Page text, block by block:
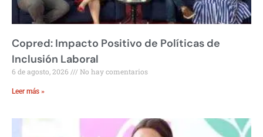
Copred: Impacto Positivo de Políticas de
Inclusión Laboral
6 de agosto, 2026 No hay comentarios
Leer más »